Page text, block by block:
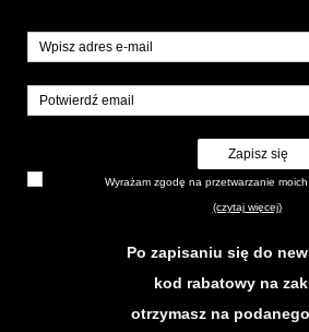
Zapisz się
Wyrażam zgodę na przetwarzanie
(czytaj więcej)
Po zapisaniu się do
kod rabatowy na
otrzymasz na